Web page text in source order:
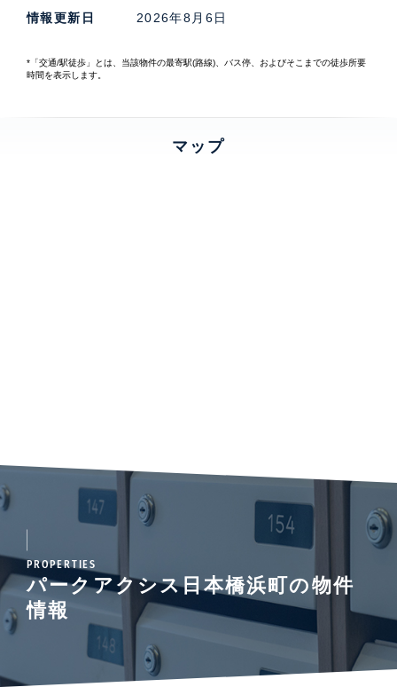
情報更新日 2026年8月6日
*「交通/駅徒歩」とは、当該物件の最寄駅(路線)、バス停、およびそこまでの徒歩所要
時間を表示します。
マップ
PROPERTIES
パークアクシス日本橋浜町の物件
情報